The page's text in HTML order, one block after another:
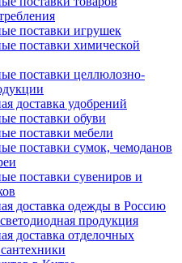
поставки игрушек
поставки химической
поставки целлюлозно-
доставка удобрений
поставки обуви
поставки мебели
поставки сумок, чемоданов
поставки сувениров и
доставка одежды в Россию
продукция
доставка отделочных